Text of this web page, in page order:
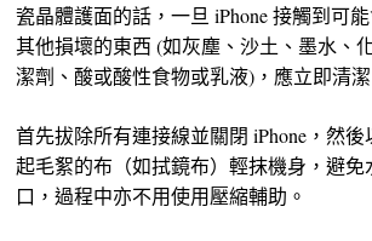
瓷晶體護面的話，一旦 iPhone 接觸到可
其他損壞的東西 (如灰塵、沙土、墨水、
潔劑、酸或酸性食物或乳液)，應立即清潔
首先拔除所有連接線並關閉 iPhone，然
起毛絮的布（如拭鏡布）輕抹機身，避免
口，過程中亦不用使用壓縮輔助。